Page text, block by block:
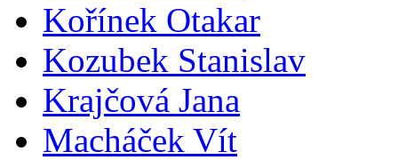
Kořínek Otakar
Kozubek Stanislav
Krajčová Jana
Macháček Vít